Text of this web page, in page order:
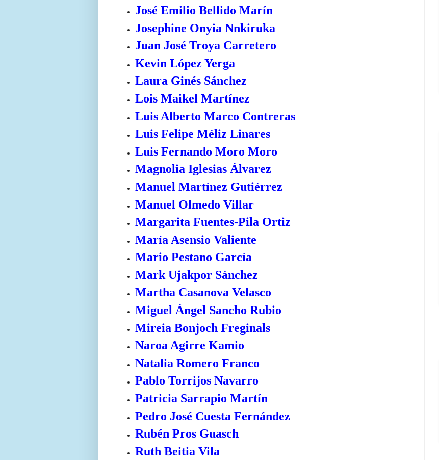
José Emilio Bellido Marín
Josephine Onyia Nnkiruka
Juan José Troya Carretero
Kevin López Yerga
Laura Ginés Sánchez
Lois Maikel Martínez
Luis Alberto Marco Contreras
Luis Felipe Méliz Linares
Luis Fernando Moro Moro
Magnolia Iglesias Álvarez
Manuel Martínez Gutiérrez
Manuel Olmedo Villar
Margarita Fuentes-Pila Ortiz
María Asensio Valiente
Mario Pestano García
Mark Ujakpor Sánchez
Martha Casanova Velasco
Miguel Ángel Sancho Rubio
Mireia Bonjoch Freginals
Naroa Agirre Kamio
Natalia Romero Franco
Pablo Torrijos Navarro
Patricia Sarrapio Martín
Pedro José Cuesta Fernández
Rubén Pros Guasch
Ruth Beitia Vila